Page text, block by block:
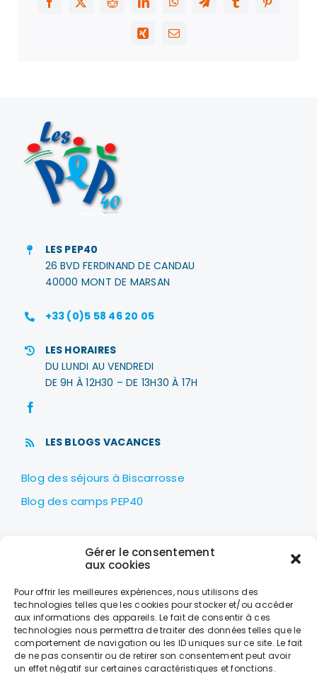
Gérer le consentement
aux cookies
Pour offrir les meilleures expériences, nous utilisons des
technologies telles que les cookies pour stocker et/ou accéder
aux informations des appareils. Le fait de consentir à ces
technologies nous permettra de traiter des données telles que le
comportement de navigation ou les ID uniques sur ce site. Le fait
de ne pas consentir ou de retirer son consentement peut avoir
un effet négatif sur certaines caractéristiques et fonctions.
Facebook
X RedditLinkedInWhatsAppTelegramTumblrPinterest
Xing Email
LES PEP40
26 BVD FERDINAND DE CANDAU
40000 MONT DE MARSAN
+33 (0)5 58 46 20 05
LES HORAIRES
DU LUNDI AU VENDREDI
DE 9H À 12H30 – DE 13H30 À 17H
LES BLOGS VACANCES
Blog des séjours à Biscarrosse
Blog des camps PEP40
LES PEP40
Centre nautique Jean Udaquiola
40600 BISCARROSSE
+33 (0)5 58 78 10 47
LES HORAIRES